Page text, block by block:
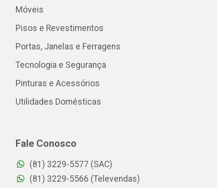
Móveis
Pisos e Revestimentos
Portas, Janelas e Ferragens
Tecnologia e Segurança
Pinturas e Acessórios
Utilidades Domésticas
Fale Conosco
(81) 3229-5577 (SAC)
(81) 3229-5566 (Televendas)